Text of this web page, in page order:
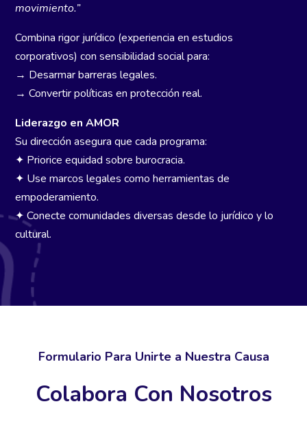
movimiento.”
Combina rigor jurídico (experiencia en estudios
corporativos) con sensibilidad social para:
→ Desarmar barreras legales.
→ Convertir políticas en protección real.
Liderazgo en AMOR
Su dirección asegura que cada programa:
✦ Priorice equidad sobre burocracia.
✦ Use marcos legales como herramientas de
empoderamiento.
✦ Conecte comunidades diversas desde lo jurídico y lo
cultural.
Formulario Para Unirte a Nuestra Causa
Colabora Con Nosotros